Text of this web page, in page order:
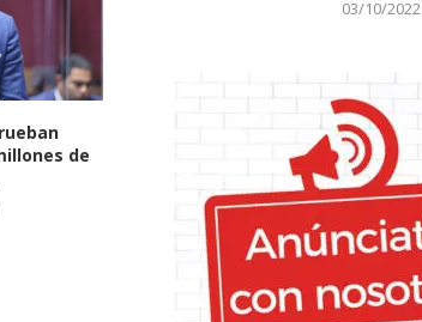
Tres años entubado por causa
del Covid
08/03/2023
03/10/2022